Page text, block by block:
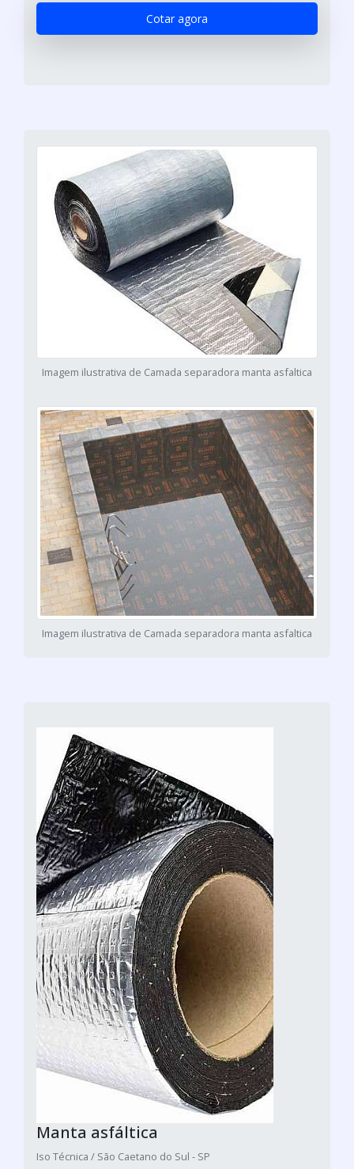
Cotar agora
Imagem ilustrativa de Camada separadora manta asfaltica
Imagem ilustrativa de Camada separadora manta asfaltica
Manta asfáltica
Iso Técnica / São Caetano do Sul - SP